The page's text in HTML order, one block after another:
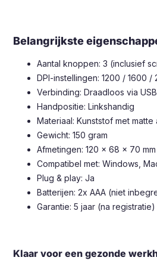
Belangrijkste
Aantal knoppen: 3 (inclusief
DPI-instellingen: 1200 / 1600 /
Verbinding: Draadloos via
Handpositie: Linkshandig
Materiaal: Kunststof met
Gewicht: 150 gram
Afmetingen: 120 x 68 x 70 mm
Compatibel met: Windows,
Plug & play: Ja
Batterijen: 2x AAA (niet
Garantie: 5 jaar (na registratie)
Klaar voor een gezonde